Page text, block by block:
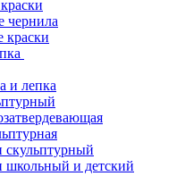
чернила
краски
и лепка
скульптурный
школьный и детский